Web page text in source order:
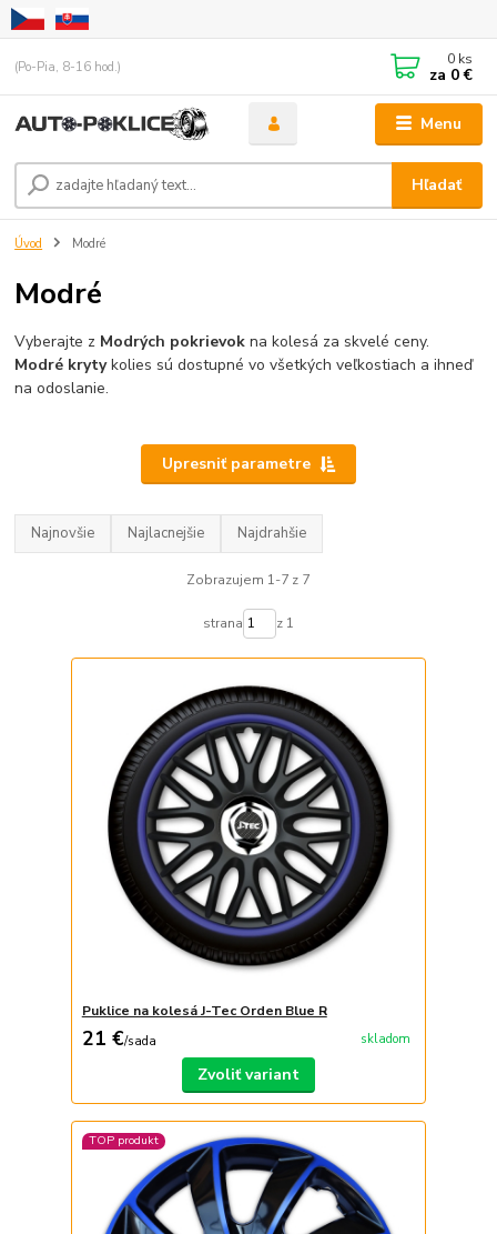
Menu
Hľadať
(Po-Pia, 8-16 hod.) 0 ks
za 0 €
Úvod Modré
Modré
Vyberajte z Modrých pokrievok na kolesá za skvelé ceny.
Modré krytykolies sú dostupné vo všetkých veľkostiach a ihneď
na odoslanie.
Upresniť parametre
Najnovšie Najlacnejšie Najdrahšie
Zobrazujem 1-7 z 7
strana z 1
Puklice na kolesá J-Tec Orden Blue R
21 €/sada skladom
Zvoliť variant
TOP produkt